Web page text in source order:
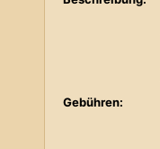
Gebühren: